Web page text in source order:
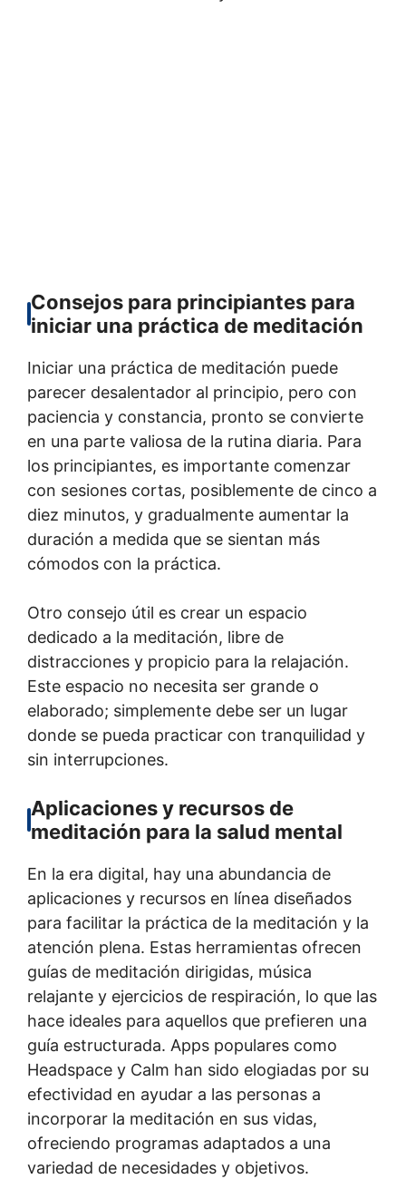
Consejos para principiantes para
iniciar una práctica de meditación
Iniciar una práctica de meditación puede
parecer desalentador al principio, pero con
paciencia y constancia, pronto se convierte
en una parte valiosa de la rutina diaria. Para
los principiantes, es importante comenzar
con sesiones cortas, posiblemente de cinco a
diez minutos, y gradualmente aumentar la
duración a medida que se sientan más
cómodos con la práctica.
Otro consejo útil es crear un espacio
dedicado a la meditación, libre de
distracciones y propicio para la relajación.
Este espacio no necesita ser grande o
elaborado; simplemente debe ser un lugar
donde se pueda practicar con tranquilidad y
sin interrupciones.
Aplicaciones y recursos de
meditación para la salud mental
En la era digital, hay una abundancia de
aplicaciones y recursos en línea diseñados
para facilitar la práctica de la meditación y la
atención plena. Estas herramientas ofrecen
guías de meditación dirigidas, música
relajante y ejercicios de respiración, lo que las
hace ideales para aquellos que prefieren una
guía estructurada. Apps populares como
Headspace y Calm han sido elogiadas por su
efectividad en ayudar a las personas a
incorporar la meditación en sus vidas,
ofreciendo programas adaptados a una
variedad de necesidades y objetivos.